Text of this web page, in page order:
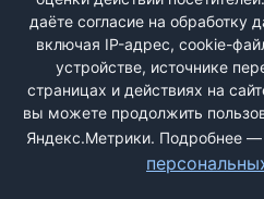
Быстрая регистрациячерез
даёте согласие на обработку
включая IP-адрес, cookie-
устройстве, источнике
страницах и действиях на
вы можете продолжить
Яндекс.Метрики. Подробнее —